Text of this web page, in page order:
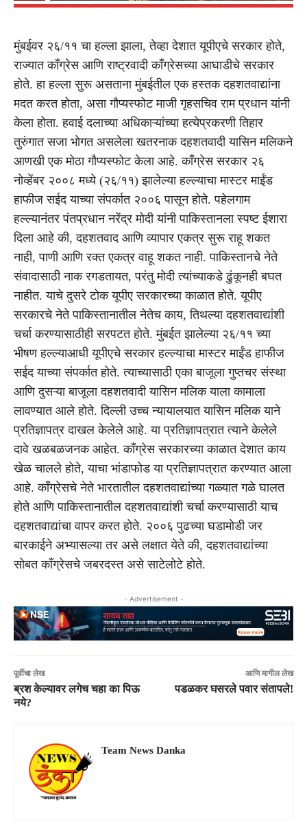
मुंबईवर २६/११ चा हल्ला झाला, तेव्हा देशात यूपीएचे सरकार होते,
राज्यात काँग्रेस आणि राष्ट्रवादी काँग्रेसच्या आघाडीचे सरकार
होते. हा हल्ला सुरू असताना मुंबईतील एक हस्तक दहशतवाद्यांना
मदत करत होता, असा गौप्यस्फोट माजी गृहसचिव राम प्रधान यांनी
केला होता. हवाई दलाच्या अधिकाऱ्यांच्या हत्येप्रकरणी तिहार
तुरुंगात सजा भोगत असलेला खतरनाक दहशतवादी यासिन मलिकने
आणखी एक मोठा गौप्यस्फोट केला आहे. काँग्रेस सरकार २६
नोव्हेंबर २००८ मध्ये (२६/११) झालेल्या हल्ल्याचा मास्टर माईंड
हाफीज सईद याच्या संपर्कात २००६ पासून होते. पहेलगाम
हल्ल्यानंतर पंतप्रधान नरेंद्र मोदी यांनी पाकिस्तानला स्पष्ट ईशारा
दिला आहे की, दहशतवाद आणि व्यापार एकत्र सुरू राहू शकत
नाही, पाणी आणि रक्त एकत्र वाहू शकत नाही. पाकिस्तानचे नेते
संवादासाठी नाक रगडतायत, परंतु मोदी त्यांच्याकडे ढुंकूनही बघत
नाहीत. याचे दुसरे टोक यूपीए सरकारच्या काळात होते. यूपीए
सरकारचे नेते पाकिस्तानातील नेतेच काय, तिथल्या दहशतवाद्यांशी
चर्चा करण्यासाठीही सरपटत होते. मुंबईत झालेल्या २६/११ च्या
भीषण हल्ल्याआधी यूपीएचे सरकार हल्ल्याचा मास्टर माईंड हाफीज
सईद याच्या संपर्कात होते. त्याच्यासाठी एका बाजूला गुप्तचर संस्था
आणि दुसऱ्या बाजूला दहशतवादी यासिन मलिक याला कामाला
लावण्यात आले होते. दिल्ली उच्च न्यायालयात यासिन मलिक याने
प्रतिज्ञापत्र दाखल केलेले आहे. या प्रतिज्ञापत्रात त्याने केलेले
दावे खळबळजनक आहेत. काँग्रेस सरकारच्या काळात देशात काय
खेळ चालले होते, याचा भांडाफोड या प्रतिज्ञापत्रात करण्यात आला
आहे. काँग्रेसचे नेते भारतातील दहशतवाद्यांच्या गळ्यात गळे घालत
होते आणि पाकिस्तानातील दहशतवाद्यांशी चर्चा करण्यासाठी याच
दहशतवाद्यांचा वापर करत होते. २००६ पुढच्या घडामोडी जर
बारकाईने अभ्यासल्या तर असे लक्षात येते की, दहशतवाद्यांच्या
सोबत काँग्रेसचे जबरदस्त असे साटेलोटे होते.
- Advertisement -
पूर्वीचा लेख
ब्रश केल्यावर लगेच चहा का पिऊ
नये?
आणि मागील लेख
पडळकर घसरले पवार संतापले!
Team News Danka